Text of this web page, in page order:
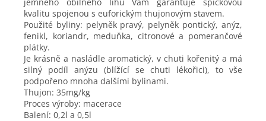
kvalitu spojenou s euforickým thujonovým stavem.
Použité byliny: pelyněk pravý, pelyněk pontický, anýz,
fenikl, koriandr, meduňka, citronové a pomerančové
plátky.
Je krásně a nasládle aromatický, v chuti kořenitý a má
silný podíl anýzu (blížící se chuti lékořici), to vše
podpořeno mnoha dalšími bylinami.
Thujon: 35mg/kg
Proces výroby: macerace
Balení: 0,2l a 0,5l